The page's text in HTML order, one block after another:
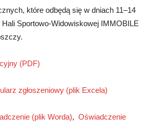
które odbędą się w dniach 11–14
Sportowo-Widowiskowej IMMOBILE
(PDF)
zgłoszeniowy (plik Excela)
(plik Worda), Oświadczenie